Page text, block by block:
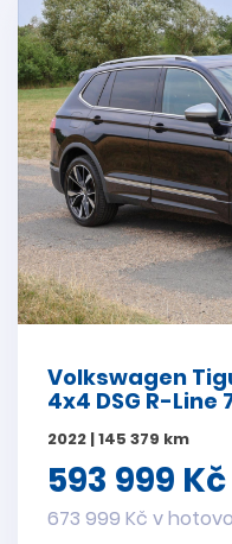
Volkswagen
4x4 DSG R-Line
2022 | 145 379 km
593 999 Kč
673 999 Kč v